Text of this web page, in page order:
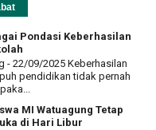
Pondasi Keberhasilan
- 22/09/2025 Keberhasilan
pendidikan tidak pernah
MI Watuagung Tetap
di Hari Libur